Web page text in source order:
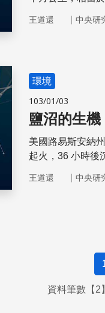
王道還 ｜ 中央研
環境
103/01/03
鹽沼的生機
美國路易斯安納
起火，36 小時後
王道還 ｜ 中央研
資料筆數【2